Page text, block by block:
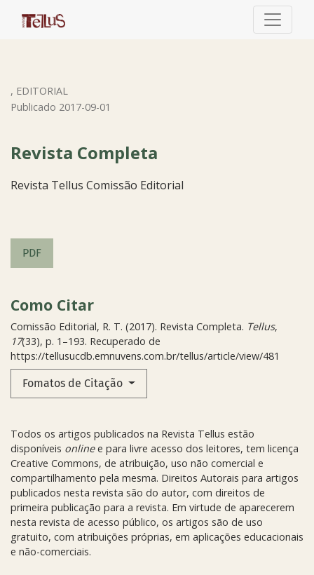
, EDITORIAL
Revista Completa
Publicado 2017-09-01
Revista Tellus Comissão Editorial
PDF
Como Citar
Comissão Editorial, R. T. (2017). Revista Completa. Tellus,
17(33), p. 1–193. Recuperado de
https://tellusucdb.emnuvens.com.br/tellus/article/view/481
Fomatos de Citação
Todos os artigos publicados na Revista Tellus estão
disponíveis onlinee para livre acesso dos leitores, tem licença
Creative Commons, de atribuição, uso não comercial e
compartilhamento pela mesma. Direitos Autorais para artigos
publicados nesta revista são do autor, com direitos de
primeira publicação para a revista. Em virtude de aparecerem
nesta revista de acesso público, os artigos são de uso
gratuito, com atribuições próprias, em aplicações educacionais
e não-comerciais.